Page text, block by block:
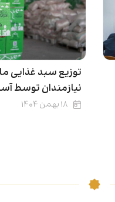
توزیع سبد غذایی
نیازمندان توسط
۱۸ بهمن ۱۴۰۴